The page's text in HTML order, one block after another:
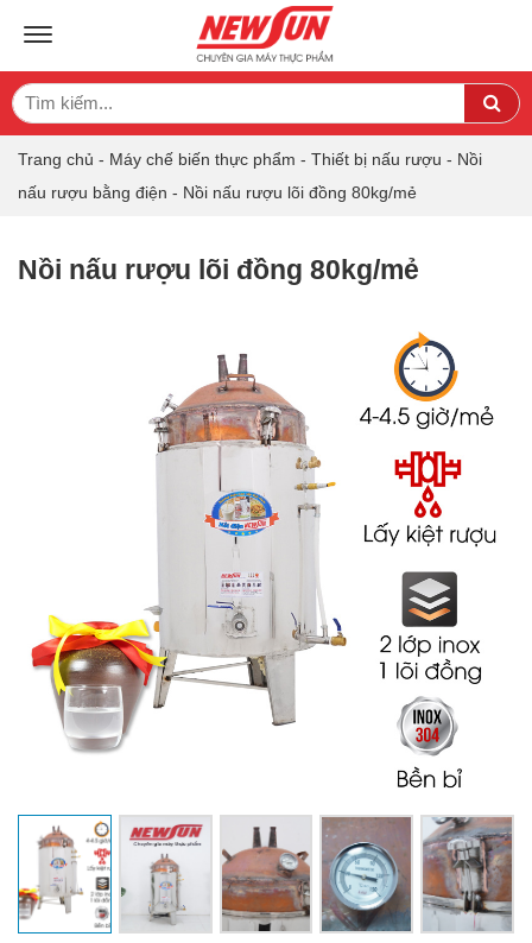
TOGGLE NAVIGATION
Search
for:
Trang chủ - Máy chế biến thực phẩm - Thiết bị nấu rượu - Nồi
nấu rượu bằng điện - Nồi nấu rượu lõi đồng 80kg/mẻ
Nồi nấu rượu lõi đồng 80kg/mẻ